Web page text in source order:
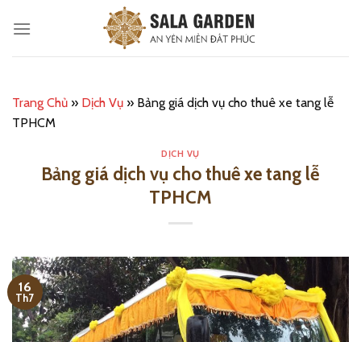
qua
Trang Chủ » Dịch Vụ » Bảng giá dịch vụ cho thuê xe tang lễ
TPHCM
DỊCH VỤ
Bảng giá dịch vụ cho thuê xe tang lễ
TPHCM
16
Th7